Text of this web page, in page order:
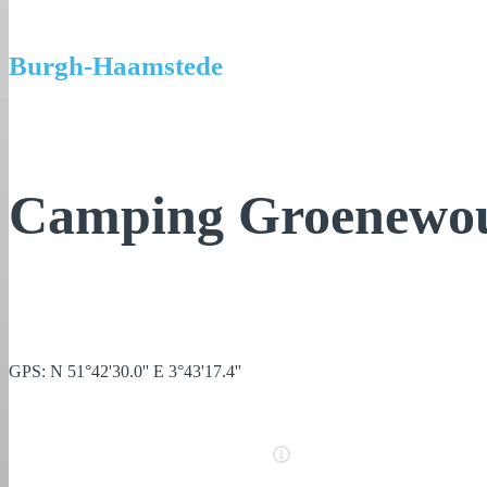
Burgh-Haamstede
Camping
GPS: N 51°42'30.0'' E 3°43'17.4''